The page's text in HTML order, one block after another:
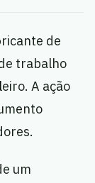
de
trabalho
A ação
um